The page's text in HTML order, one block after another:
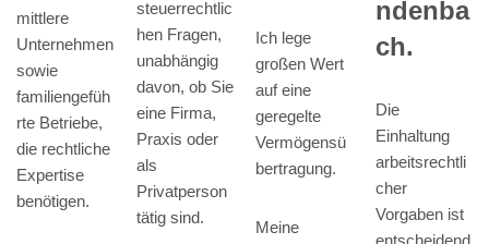
mittlere
Unternehmen
sowie
familiengefüh
rte Betriebe,
die rechtliche
Expertise
benötigen.
steuerrechtlic
hen Fragen,
unabhängig
davon, ob Sie
eine Firma,
Praxis oder
als
Privatperson
tätig sind.
Ich lege
großen Wert
auf eine
geregelte
Vermögensü
bertragung.
Meine
ndenba
ch.
Die
Einhaltung
arbeitsrechtli
cher
Vorgaben ist
entscheidend